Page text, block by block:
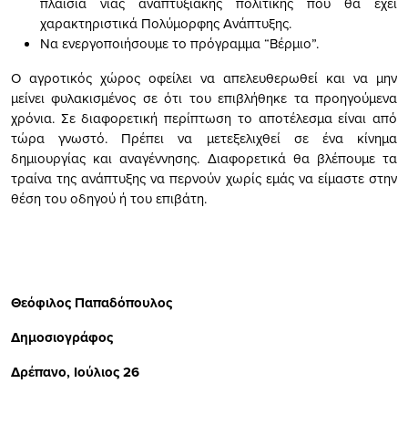
χαρακτηριστικά Πολύμορφης Ανάπτυξης.
Να ενεργοποιήσουμε το πρόγραμμα “Βέρμιο”.
Ο αγροτικός χώρος οφείλει να απελευθερωθεί και να μην
μείνει φυλακισμένος σε ότι του επιβλήθηκε τα προηγούμενα
χρόνια. Σε διαφορετική περίπτωση το αποτέλεσμα είναι από
τώρα γνωστό. Πρέπει να μετεξελιχθεί σε ένα κίνημα
δημιουργίας και αναγέννησης. Διαφορετικά θα βλέπουμε τα
τραίνα της ανάπτυξης να περνούν χωρίς εμάς να είμαστε στην
θέση του οδηγού ή του επιβάτη.
Θεόφιλος Παπαδόπουλος
Δημοσιογράφος
Δρέπανο, Ιούλιος 26